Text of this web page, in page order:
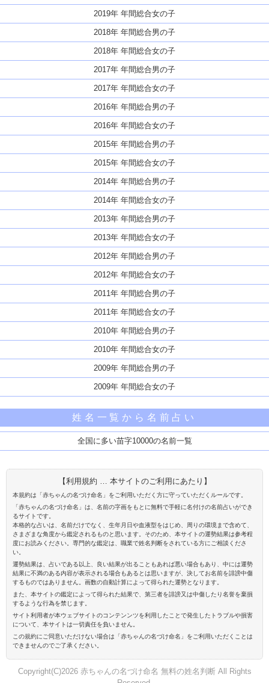
2019年 年間総合女の子
2018年 年間総合男の子
2018年 年間総合女の子
2017年 年間総合男の子
2017年 年間総合女の子
2016年 年間総合男の子
2016年 年間総合女の子
2015年 年間総合男の子
2015年 年間総合女の子
2014年 年間総合男の子
2014年 年間総合女の子
2013年 年間総合男の子
2013年 年間総合女の子
2012年 年間総合男の子
2012年 年間総合女の子
2011年 年間総合男の子
2011年 年間総合女の子
2010年 年間総合男の子
2010年 年間総合女の子
2009年 年間総合男の子
2009年 年間総合女の子
姓名一覧から名前占い
全国に多い苗字10000の名前一覧
【利用規約 … 本サイトのご利用にあたり】
本規約は「赤ちゃんの名づけ命名」をご利用いただく方に守っていただくルールです。
「赤ちゃんの名づけ命名」は、名前の字画をもとに無料で手軽に名付けの名前占いができ
るサイトです。
本格的な占いは、名前だけでなく、生年月日や血液型をはじめ、周りの環境まで含めて、
さまざまな角度から鑑定されるものと思います。そのため、本サイトの運勢結果は参考程
度にお読みください。専門的な鑑定は、職業で姓名判断をされている方にご相談くださ
い。
運勢結果は、占いである以上、良い結果が出ることもあれば悪い場合もあり、中には運勢
結果に不満のある内容が表示される場合もあるとは思いますが、決してお名前を誹謗中傷
するものではありません。画数の自動計算によって得られた運勢となります。
また、本サイトの鑑定によって得られた結果で、第三者を誹謗又は中傷したり名誉を棄損
するような行為を禁じます。
サイト利用者が本ウェブサイトのコンテンンツを利用したことで発生したトラブルや損害
について、本サイトは一切責任を負いません。
この規約にご同意いただけない場合は「赤ちゃんの名づけ命名」をご利用いただくことは
できませんのでご了承ください。
Copyright(C)2026 赤ちゃんの名づけ命名 無料の姓名判断 All Rights